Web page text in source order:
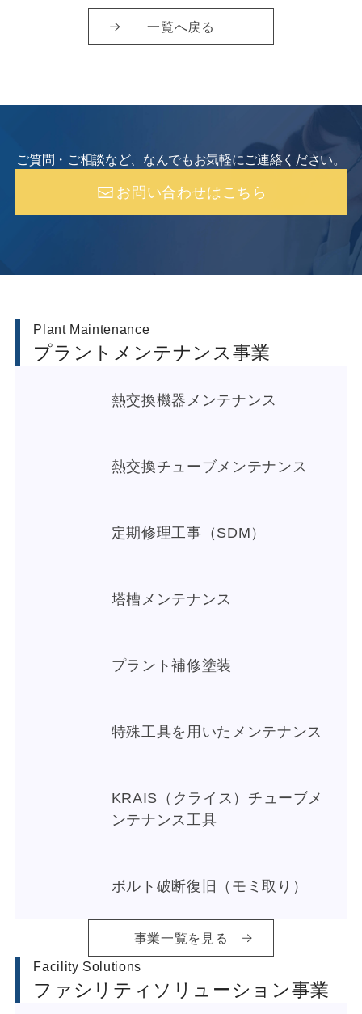
一覧へ戻る
ご質問・ご相談など、なんでもお気軽にご連絡ください。
お問い合わせはこちら
Plant Maintenance
プラントメンテナンス事業
熱交換機器メンテナンス
熱交換チューブメンテナンス
定期修理工事（SDM）
塔槽メンテナンス
プラント補修塗装
特殊工具を用いたメンテナンス
KRAIS（クライス）チューブメ
ンテナンス工具
ボルト破断復旧（モミ取り）
事業一覧を見る
Facility Solutions
ファシリティソリューション事業